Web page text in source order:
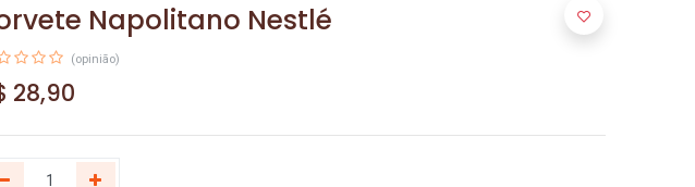
Napolitano Nestlé
(opinião)
28,90